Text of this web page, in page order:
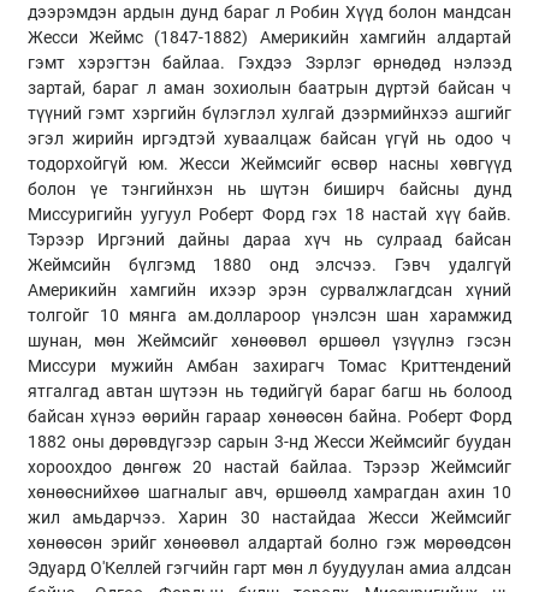
дээрэмдэн ардын дунд бараг л Робин Хүүд болон мандсан
Жесси Жеймс (1847-1882) Америкийн хамгийн алдартай
гэмт хэрэгтэн байлаа. Гэхдээ Зэрлэг өрнөдөд нэлээд
зартай, бараг л аман зохиолын баатрын дүртэй байсан ч
түүний гэмт хэргийн бүлэглэл хулгай дээрмийнхээ ашгийг
эгэл жирийн иргэдтэй хуваалцаж байсан үгүй нь одоо ч
тодорхойгүй юм. Жесси Жеймсийг өсвөр насны хөвгүүд
болон үе тэнгийнхэн нь шүтэн биширч байсны дунд
Миссуригийн уугуул Роберт Форд гэх 18 настай хүү байв.
Тэрээр Иргэний дайны дараа хүч нь сулраад байсан
Жеймсийн бүлгэмд 1880 онд элсчээ. Гэвч удалгүй
Америкийн хамгийн ихээр эрэн сурвалжлагдсан хүний
толгойг 10 мянга ам.доллароор үнэлсэн шан харамжид
шунан, мөн Жеймсийг хөнөөвөл өршөөл үзүүлнэ гэсэн
Миссури мужийн Амбан захирагч Томас Криттендений
ятгалгад автан шүтээн нь төдийгүй бараг багш нь болоод
байсан хүнээ өөрийн гараар хөнөөсөн байна. Роберт Форд
1882 оны дөрөвдүгээр сарын 3-нд Жесси Жеймсийг буудан
хороохдоо дөнгөж 20 настай байлаа. Тэрээр Жеймсийг
хөнөөснийхөө шагналыг авч, өршөөлд хамрагдан ахин 10
жил амьдарчээ. Харин 30 настайдаа Жесси Жеймсийг
хөнөөсөн эрийг хөнөөвөл алдартай болно гэж мөрөөдсөн
Эдуард О'Келлей гэгчийн гарт мөн л буудуулан амиа алдсан